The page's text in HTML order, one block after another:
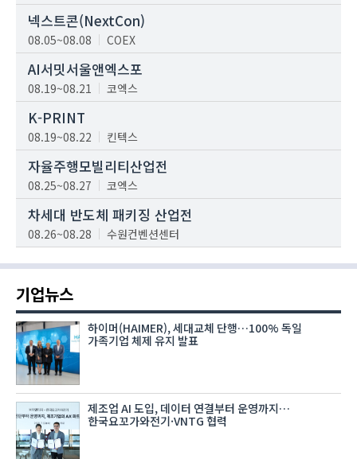
넥스트콘(NextCon)
08.05~08.08 COEX
AI서밋서울앤엑스포
08.19~08.21 코엑스
K-PRINT
08.19~08.22 킨텍스
자율주행모빌리티산업전
08.25~08.27 코엑스
차세대 반도체 패키징 산업전
08.26~08.28 수원컨벤션센터
기업뉴스
하이머(HAIMER), 세대교체 단행…100% 독일
가족기업 체제 유지 발표
제조업 AI 도입, 데이터 연결부터 운영까지…
한국요꼬가와전기·VNTG 협력